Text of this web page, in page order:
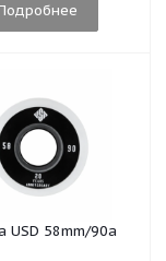
USD 58mm/90a